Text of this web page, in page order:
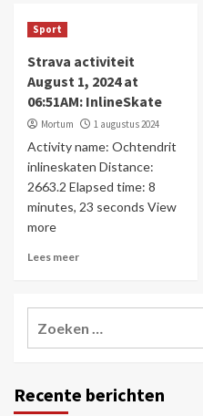
Sport
Strava activiteit
August 1, 2024 at
06:51AM: InlineSkate
Mortum 1 augustus 2024
Activity name: Ochtendrit
inlineskaten Distance:
2663.2 Elapsed time: 8
minutes, 23 seconds View
more
Lees meer
Recente berichten